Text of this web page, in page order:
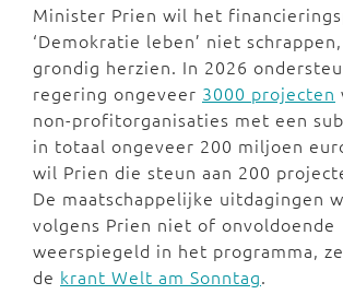
Minister Prien wil het
‘Demokratie leben’ niet
grondig herzien. In 2026
regering ongeveer 3000 projecten
non-profitorganisaties met een
in totaal ongeveer 200 miljoen
wil Prien die steun aan 200
De maatschappelijke uitdagingen
volgens Prien niet of onvoldoende
weerspiegeld in het programma,
de krant Welt am Sonntag.